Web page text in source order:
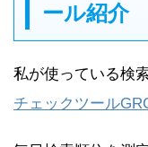
ール紹介
私が使っている検
チェックツール